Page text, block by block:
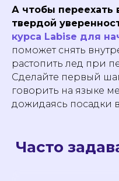
А чтобы
твердой
курса Labise для
поможет снять
растопить лед при
Сделайте первый
говорить на языке
дожидаясь посадки
Часто
Документация
Политика конфиденциальности
Пользовательское соглашение
Согласие на обработку
Публичная оферта на
договора оказания платных
Публичная оферта для
Регистрационный номер